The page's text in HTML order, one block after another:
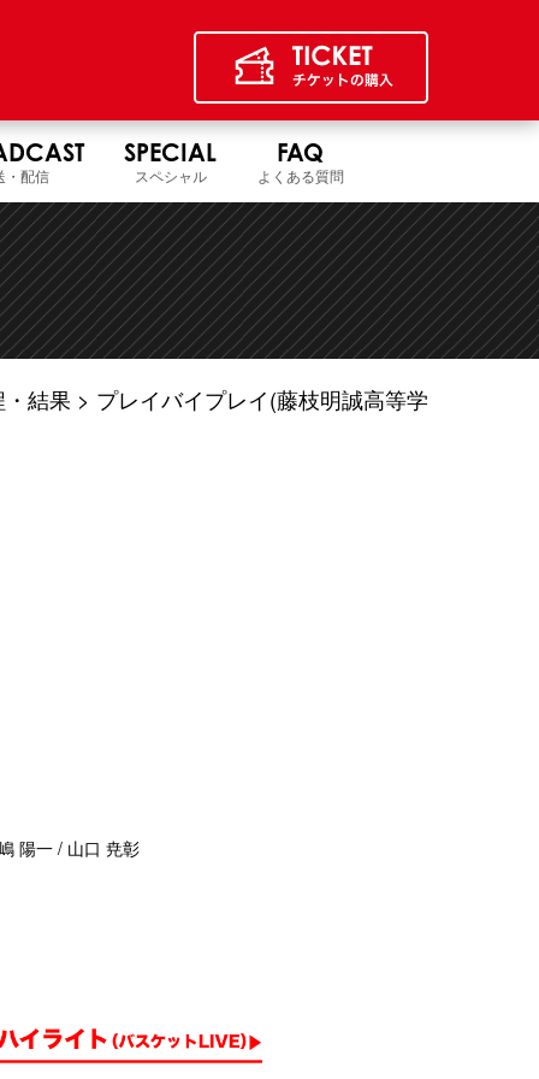
・配信
SPECIAL
スペシャル
FAQ
よくある質問
・結果
プレイバイプレイ(藤枝明誠高等学
陽一 / 山口 尭彰